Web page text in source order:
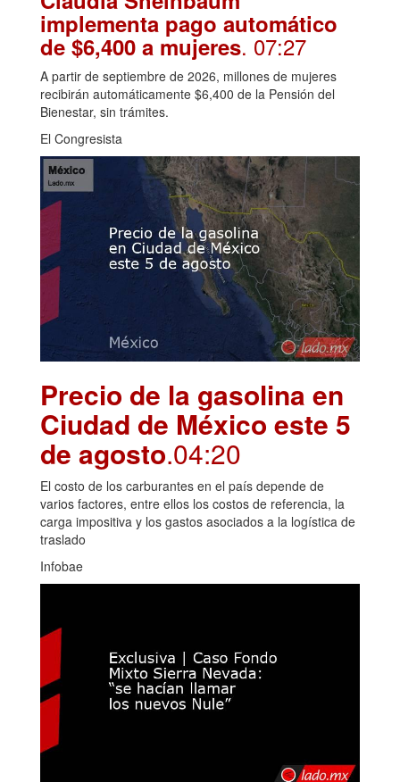
implementa pago automático
de $6,400 a mujeres. 07:27
A partir de septiembre de 2026, millones de mujeres
recibirán automáticamente $6,400 de la Pensión del
Bienestar, sin trámites.
El Congresista
Precio de la gasolina en
Ciudad de México este 5
de agosto.04:20
El costo de los carburantes en el país depende de
varios factores, entre ellos los costos de referencia, la
carga impositiva y los gastos asociados a la logística de
traslado
Infobae